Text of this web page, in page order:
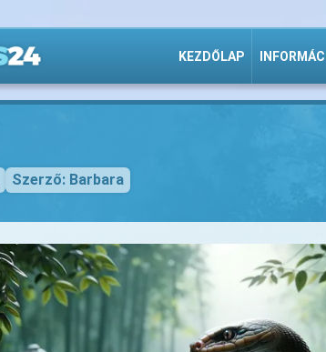
KEZDŐLAP
Szerző: Barbara